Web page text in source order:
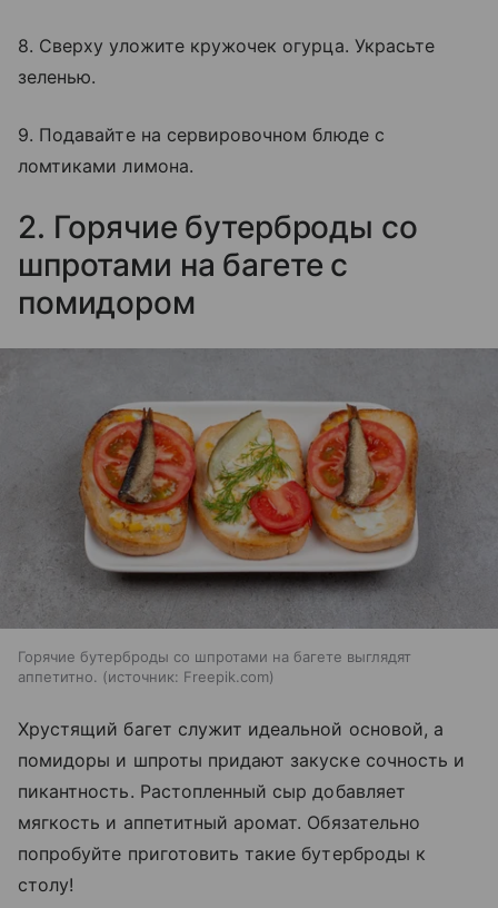
8. Сверху уложите кружочек огурца. Украсьте
зеленью.
9. Подавайте на сервировочном блюде с
ломтиками лимона.
2. Горячие бутерброды со
шпротами на багете с
помидором
Горячие бутерброды со шпротами на багете выглядят
аппетитно.
источник: Freepik.com
Хрустящий багет служит идеальной основой, а
помидоры и шпроты придают закуске сочность и
пикантность. Растопленный сыр добавляет
мягкость и аппетитный аромат. Обязательно
попробуйте приготовить такие бутерброды к
столу!